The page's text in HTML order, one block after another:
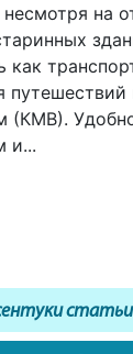
на
(КМВ).
и...
статьи